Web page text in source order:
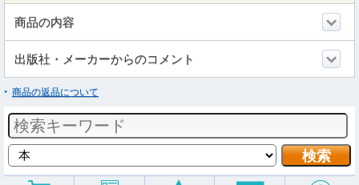
商品の内容
出版社・メーカーからのコメント
商品の返品について